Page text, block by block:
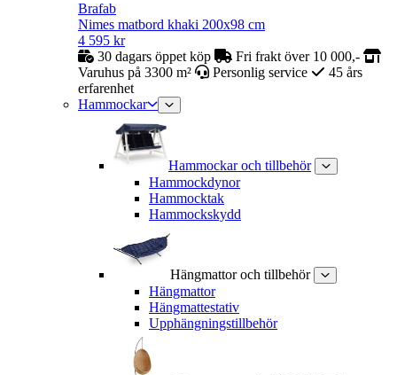
Brafab
Nimes matbord khaki 200x98 cm
4 595 kr
30 dagars öppet köp
Fri frakt över 10 000,-
Varuhus på 3300 m²
Personlig service
45 års
erfarenhet
Hammockar
Hammockar och tillbehör
Hammockdynor
Hammocktak
Hammockskydd
Hängmattor och tillbehör
Hängmattor
Hängmattestativ
Upphängningstillbehör